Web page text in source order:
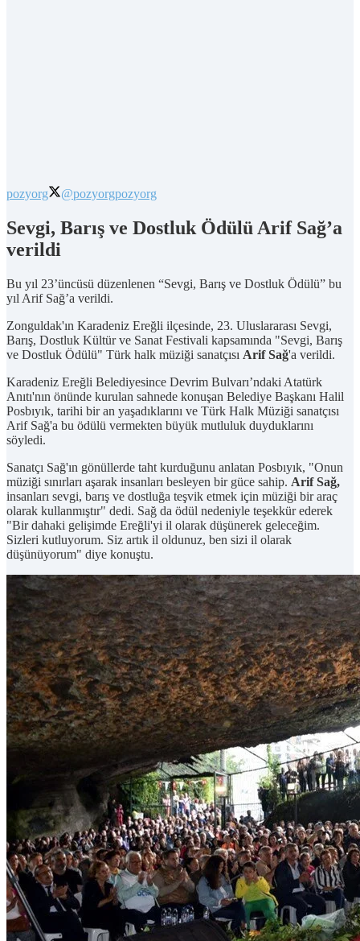
pozyorg @pozyorgpozyorg
Sevgi, Barış ve Dostluk Ödülü Arif Sağ’a
verildi
Bu yıl 23’üncüsü düzenlenen “Sevgi, Barış ve Dostluk Ödülü” bu
yıl Arif Sağ’a verildi.
Zonguldak'ın Karadeniz Ereğli ilçesinde, 23. Uluslararası Sevgi,
Barış, Dostluk Kültür ve Sanat Festivali kapsamında "Sevgi, Barış
ve Dostluk Ödülü" Türk halk müziği sanatçısı Arif Sağ'a verildi.
Karadeniz Ereğli Belediyesince Devrim Bulvarı’ndaki Atatürk
Anıtı'nın önünde kurulan sahnede konuşan Belediye Başkanı Halil
Posbıyık, tarihi bir an yaşadıklarını ve Türk Halk Müziği sanatçısı
Arif Sağ'a bu ödülü vermekten büyük mutluluk duyduklarını
söyledi.
Sanatçı Sağ'ın gönüllerde taht kurduğunu anlatan Posbıyık, "Onun
müziği sınırları aşarak insanları besleyen bir güce sahip. Arif Sağ,
insanları sevgi, barış ve dostluğa teşvik etmek için müziği bir araç
olarak kullanmıştır" dedi. Sağ da ödül nedeniyle teşekkür ederek
"Bir dahaki gelişimde Ereğli'yi il olarak düşünerek geleceğim.
Sizleri kutluyorum. Siz artık il oldunuz, ben sizi il olarak
düşünüyorum" diye konuştu.